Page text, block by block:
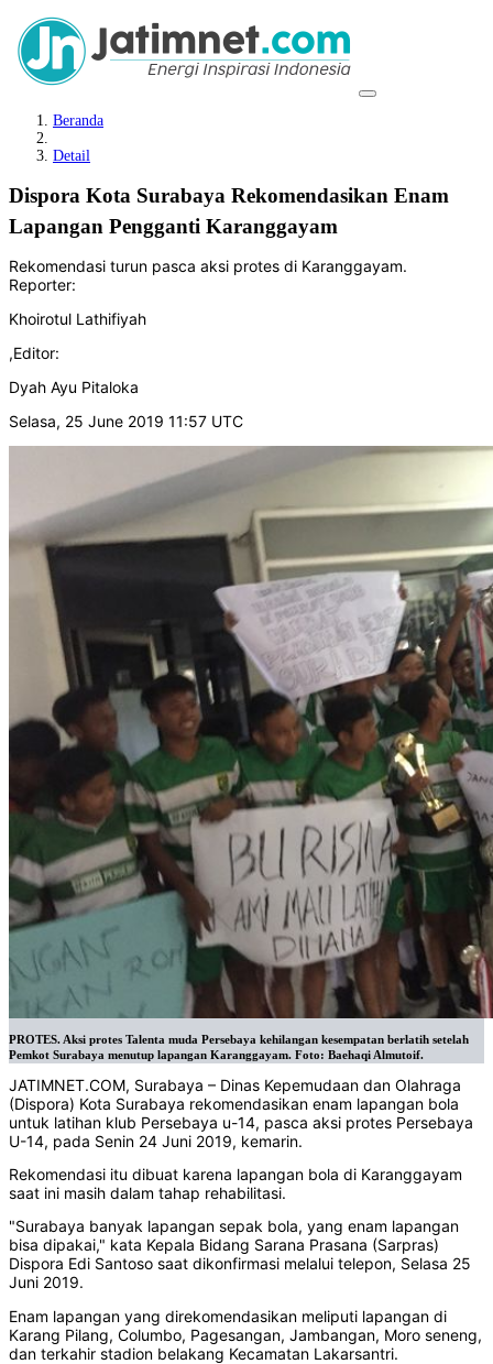
Beranda
Detail
Dispora Kota Surabaya Rekomendasikan Enam
Lapangan Pengganti Karanggayam
Rekomendasi turun pasca aksi protes di Karanggayam.
Reporter:
Khoirotul Lathifiyah
,Editor:
Dyah Ayu Pitaloka
Selasa, 25 June 2019 11:57 UTC
PROTES. Aksi protes Talenta muda Persebaya kehilangan kesempatan berlatih setelah
Pemkot Surabaya menutup lapangan Karanggayam. Foto: Baehaqi Almutoif.
JATIMNET.COM, Surabaya – Dinas Kepemudaan dan Olahraga
(Dispora) Kota Surabaya rekomendasikan enam lapangan bola
untuk latihan klub Persebaya u-14, pasca aksi protes Persebaya
U-14, pada Senin 24 Juni 2019, kemarin.
Rekomendasi itu dibuat karena lapangan bola di Karanggayam
saat ini masih dalam tahap rehabilitasi.
"Surabaya banyak lapangan sepak bola, yang enam lapangan
bisa dipakai," kata Kepala Bidang Sarana Prasana (Sarpras)
Dispora Edi Santoso saat dikonfirmasi melalui telepon, Selasa 25
Juni 2019.
Enam lapangan yang direkomendasikan meliputi lapangan di
Karang Pilang, Columbo, Pagesangan, Jambangan, Moro seneng,
dan terkahir stadion belakang Kecamatan Lakarsantri.